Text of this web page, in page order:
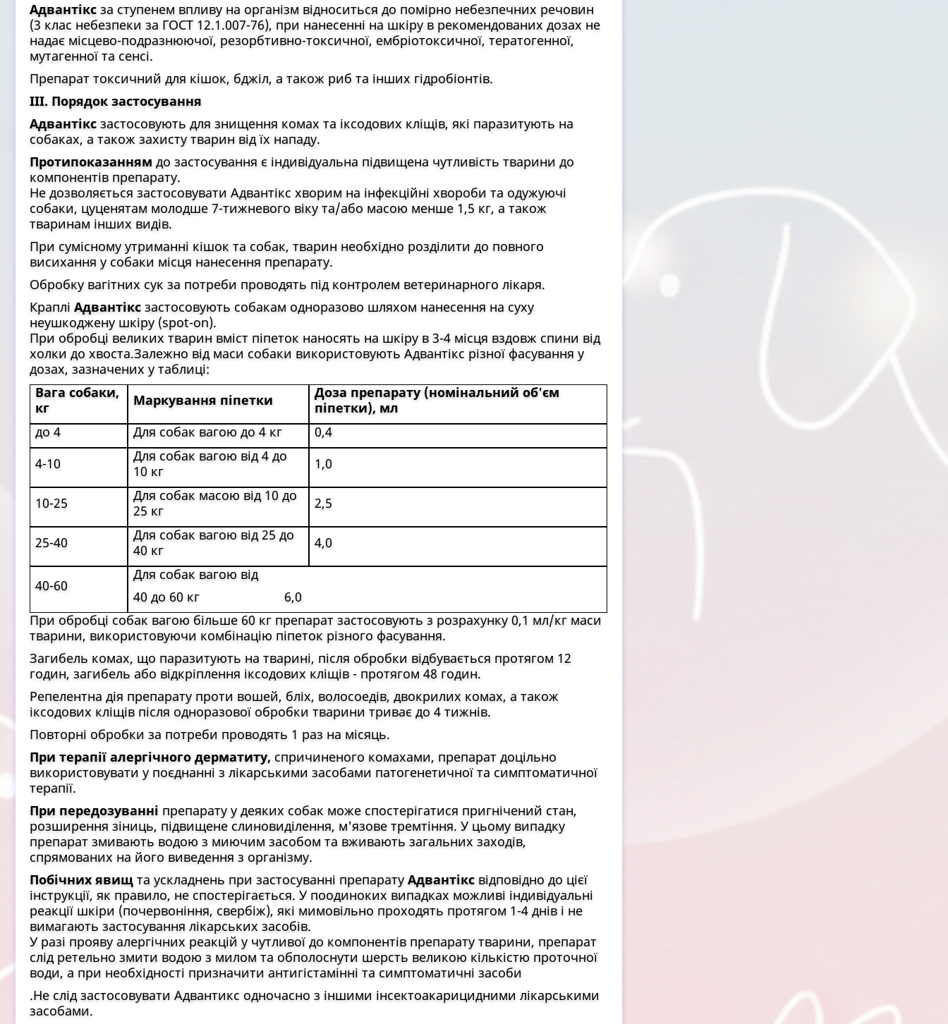
Адвантікс за ступенем впливу на організм відноситься до помірно небезпечних речовин
(3 клас небезпеки за ГОСТ 12.1.007-76), при нанесенні на шкіру в рекомендованих дозах не
надає місцево-подразнюючої, резорбтивно-токсичної, ембріотоксичної, тератогенної,
мутагенної та сенсі.
Препарат токсичний для кішок, бджіл, а також риб та інших гідробіонтів.
ІІІ. Порядок застосування
Адвантікс застосовують для знищення комах та іксодових кліщів, які паразитують на
собаках, а також захисту тварин від їх нападу.
Протипоказанням до застосування є індивідуальна підвищена чутливість тварини до
компонентів препарату.
Не дозволяється застосовувати Адвантікс хворим на інфекційні хвороби та одужуючі
собаки, цуценятам молодше 7-тижневого віку та/або масою менше 1,5 кг, а також
тваринам інших видів.
При сумісному утриманні кішок та собак, тварин необхідно розділити до повного
висихання у собаки місця нанесення препарату.
Обробку вагітних сук за потреби проводять під контролем ветеринарного лікаря.
Краплі Адвантікс застосовують собакам одноразово шляхом нанесення на суху
неушкоджену шкіру (spot-on).
При обробці великих тварин вміст піпеток наносять на шкіру в 3-4 місця вздовж спини від
холки до хвоста.Залежно від маси собаки використовують Адвантікс різної фасування у
дозах, зазначених у таблиці:
Вага собаки,
кг
Маркування піпетки
Доза препарату (номінальний об'єм
піпетки), мл
до 4
Для собак вагою до 4 кг
0,4
4-10
Для собак вагою від 4 до
10 кг
1,0
10-25
Для собак масою від 10 до
25 кг
2,5
25-40 Для собак вагою від 25 до
40 кг
4,0
40-60
Для собак вагою від
40 до 60 кг 6,0
При обробці собак вагою більше 60 кг препарат застосовують з розрахунку 0,1 мл/кг маси
тварини, використовуючи комбінацію піпеток різного фасування.
Загибель комах, що паразитують на тварині, після обробки відбувається протягом 12
годин, загибель або відкріплення іксодових кліщів - протягом 48 годин.
Репелентна дія препарату проти вошей, бліх, волосоедів, двокрилих комах, а також
іксодових кліщів після одноразової обробки тварини триває до 4 тижнів.
Повторні обробки за потреби проводять 1 раз на місяць.
При терапії алергічного дерматиту, спричиненого комахами, препарат доцільно
використовувати у поєднанні з лікарськими засобами патогенетичної та симптоматичної
терапії.
При передозуванні препарату у деяких собак може спостерігатися пригнічений стан,
розширення зіниць, підвищене слиновиділення, м'язове тремтіння. У цьому випадку
препарат змивають водою з миючим засобом та вживають загальних заходів,
спрямованих на його виведення з організму.
Побічних явищ та ускладнень при застосуванні препарату Адвантікс відповідно до цієї
інструкції, як правило, не спостерігається. У поодиноких випадках можливі індивідуальні
реакції шкіри (почервоніння, свербіж), які мимовільно проходять протягом 1-4 днів і не
вимагають застосування лікарських засобів.
У разі прояву алергічних реакцій у чутливої ​​до компонентів препарату тварини, препарат
слід ретельно змити водою з милом та обполоснути шерсть великою кількістю проточної
води, а при необхідності призначити антигістамінні та симптоматичні засоби
.Не слід застосовувати Адвантикс одночасно з іншими інсектоакарицидними лікарськими
засобами.